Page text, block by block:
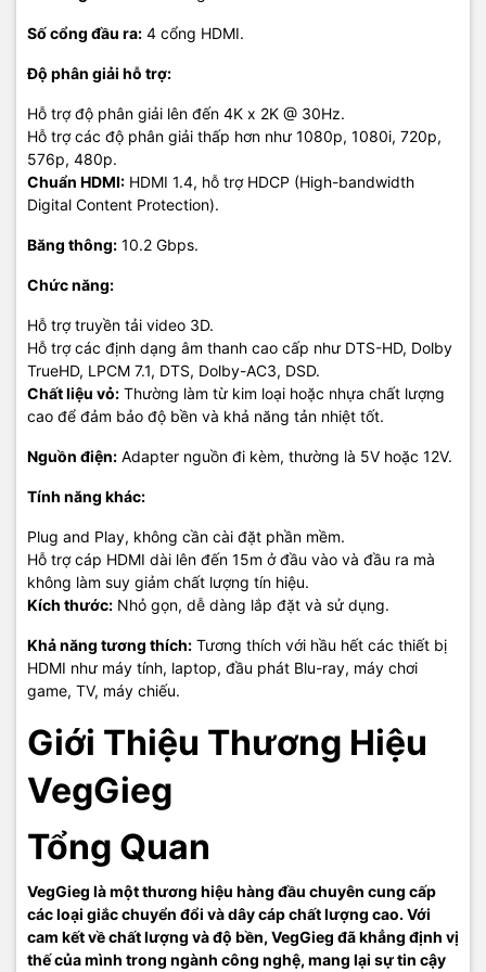
Số cổng đầu ra: 4 cổng HDMI.
Độ phân giải hỗ trợ:
Hỗ trợ độ phân giải lên đến 4K x 2K @ 30Hz.
Hỗ trợ các độ phân giải thấp hơn như 1080p, 1080i, 720p,
576p, 480p.
Chuẩn HDMI: HDMI 1.4, hỗ trợ HDCP (High-bandwidth
Digital Content Protection).
Băng thông: 10.2 Gbps.
Chức năng:
Hỗ trợ truyền tải video 3D.
Hỗ trợ các định dạng âm thanh cao cấp như DTS-HD, Dolby
TrueHD, LPCM 7.1, DTS, Dolby-AC3, DSD.
Chất liệu vỏ: Thường làm từ kim loại hoặc nhựa chất lượng
cao để đảm bảo độ bền và khả năng tản nhiệt tốt.
Nguồn điện: Adapter nguồn đi kèm, thường là 5V hoặc 12V.
Tính năng khác:
Plug and Play, không cần cài đặt phần mềm.
Hỗ trợ cáp HDMI dài lên đến 15m ở đầu vào và đầu ra mà
không làm suy giảm chất lượng tín hiệu.
Kích thước: Nhỏ gọn, dễ dàng lắp đặt và sử dụng.
Khả năng tương thích: Tương thích với hầu hết các thiết bị
HDMI như máy tính, laptop, đầu phát Blu-ray, máy chơi
game, TV, máy chiếu.
Giới Thiệu Thương Hiệu
VegGieg
Tổng Quan
VegGieg là một thương hiệu hàng đầu chuyên cung cấp
các loại giắc chuyển đổi và dây cáp chất lượng cao. Với
cam kết về chất lượng và độ bền, VegGieg đã khẳng định vị
thế của mình trong ngành công nghệ, mang lại sự tin cậy
Đánh Giá và Phản Hồi Từ
Khách Hàng
VegGieg nhận được nhiều đánh giá tích cực từ khách hàng về
chất lượng và độ bền của sản phẩm. Khách hàng đánh giá cao
sự đa dạng và hiệu suất ổn định của các loại giắc chuyển đổi và
dây cáp, cũng như dịch vụ hỗ trợ tận tình từ thương hiệu.
Kết Luận
VegGieg là lựa chọn hàng đầu cho các giải pháp kết nối và
truyền tải dữ liệu. Với cam kết về chất lượng, độ tin cậy và đa
dạng sản phẩm, VegGieg không chỉ đáp ứng nhu cầu của người
tiêu dùng mà còn mang lại trải nghiệm kết nối hoàn hảo và bền
vững.
Thông Tin Liên Hệ:
Địa chỉ: Số 158, ngõ 192 Phố Lê Trọng Tấn, Quận Hoàng Mai Hà
Nội
Điện thoại: 0976115555
Email: sales@tic.vn
Website:https://tic.vn/
VegGieg - Kết nối mạnh mẽ, truyền tải hoàn hảo.
tại Việt Nam. Chúng tôi chuyên cung cấp đa dạng sản phẩm:
Máy tính PC ,Máy chủ - Server
giám sát,Tổng đài,Màn hình tương tác
như tivi, tủ lạnh, máy giặt, máy hút ẩm... cùng nhiều thiết bị
công nghệ khác.TIC.VNcam kết mang đếnsản phẩm chính
hãng, giá tốt, dịch vụ chuyên nghiệp, đáp ứng tối đa nhu cầu của
doanh nghiệp cũng như gia đình và cá nhân.